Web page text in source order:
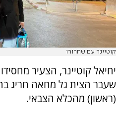
קוטיינר עם שחרורו
יחיאל קוטיינר, הצעיר
שעבר הצית גל מחאה חריג
(ראשון) מהכלא הצבאי.